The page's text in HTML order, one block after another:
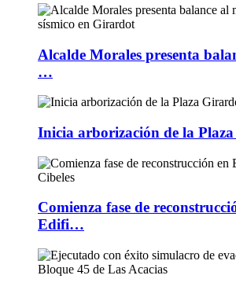
Alcalde Morales presenta
…
Inicia arborización de la
Comienza fase de
Edifi…